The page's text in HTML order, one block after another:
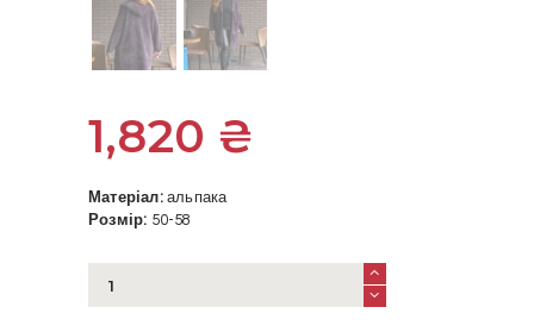
1,820 ₴
Матеріал:альпака
Розмір: 50-58